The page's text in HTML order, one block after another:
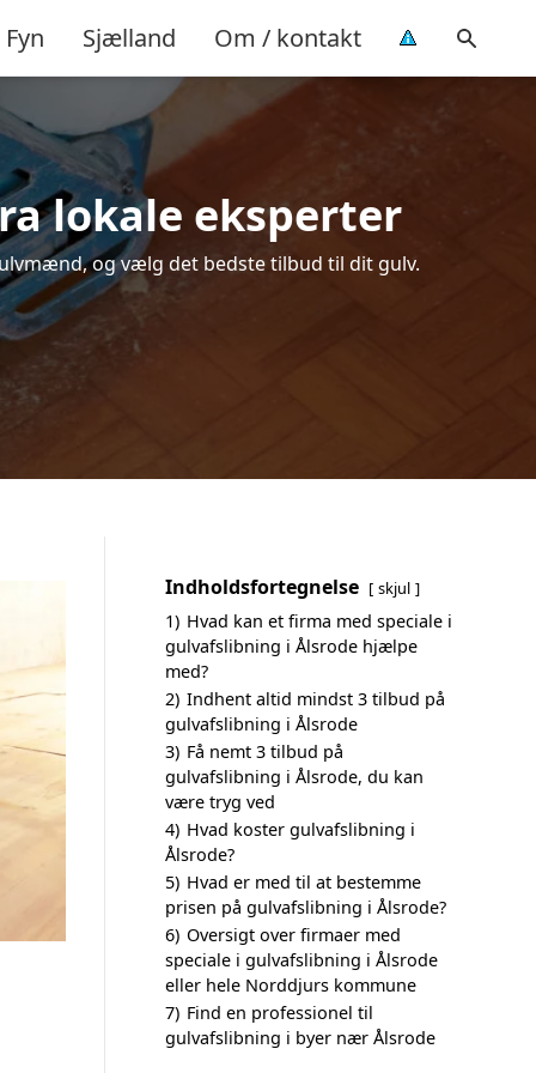
Fyn Sjælland Om / kontakt
lokale eksperter
og vælg det bedste tilbud til dit gulv.
Indholdsfortegnelse skjul
1) Hvad kan et firma med speciale i
gulvafslibning i Ålsrode hjælpe
med?
2) Indhent altid mindst 3 tilbud på
gulvafslibning i Ålsrode
3) Få nemt 3 tilbud på
gulvafslibning i Ålsrode, du kan
være tryg ved
4) Hvad koster gulvafslibning i
Ålsrode?
5) Hvad er med til at bestemme
prisen på gulvafslibning i Ålsrode?
6) Oversigt over firmaer med
speciale i gulvafslibning i Ålsrode
eller hele Norddjurs kommune
7) Find en professionel til
gulvafslibning i byer nær Ålsrode